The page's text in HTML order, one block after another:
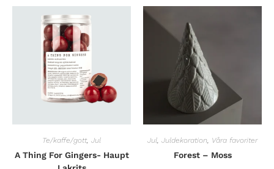
Te/kaffe/gott, Jul
A Thing For Gingers- Haupt
Jul, Juldekoration, Våra favoriter
Forest – Moss